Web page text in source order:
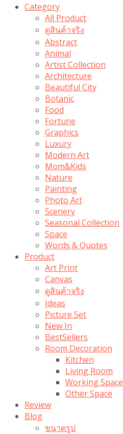
Category
All Product
ดูสินค้าจริง
Abstract
Animal
Artist Collection
Architecture
Beautiful City
Botanic
Food
Fortune
Graphics
Luxury
Modern Art
Mom&Kids
Nature
Painting
Photo Art
Scenery
Seasonal Collection
Space
Words & Quotes
Product
Art Print
Canvas
ดูสินค้าจริง
Ideas
Picture Set
New In
BestSellers
Room Decoration
Kitchen
Living Room
Working Space
Other Space
Review
Blog
ขนาดรูป